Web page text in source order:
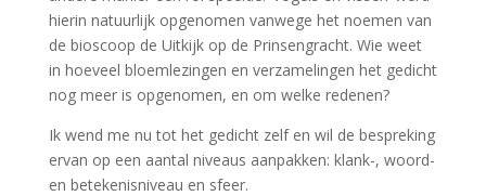
hierin natuurlijk opgenomen vanwege het noemen van
de bioscoop de Uitkijk op de Prinsengracht. Wie weet
in hoeveel bloemlezingen en verzamelingen het gedicht
nog meer is opgenomen, en om welke redenen?
Ik wend me nu tot het gedicht zelf en wil de bespreking
ervan op een aantal niveaus aanpakken: klank-, woord-
en betekenisniveau en sfeer.